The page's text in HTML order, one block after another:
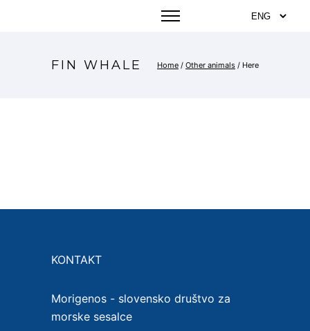
FIN WHALE Home / Other animals / Here
KONTAKT
Morigenos - slovensko društvo za
morske sesalce